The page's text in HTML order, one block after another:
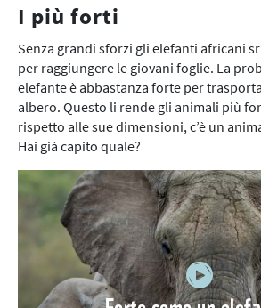
I più forti
Senza grandi sforzi gli elefanti africani
per raggiungere le giovani foglie. La
elefante è abbastanza forte per
albero. Questo li rende gli animali più
rispetto alle sue dimensioni, c’è un
Hai già capito quale?